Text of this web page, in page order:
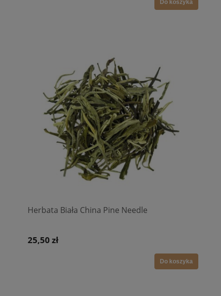
Do koszyka
Herbata Biała China Pine Needle
25,50 zł
Do koszyka